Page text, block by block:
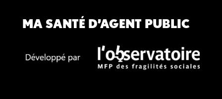
MA SANTÉ D’AGENT PUBLIC